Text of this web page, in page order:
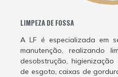
LIMPEZA DE FOSSA
A LF é especializada em
manutenção, realizando
desobstrução,
de esgoto, caixas de